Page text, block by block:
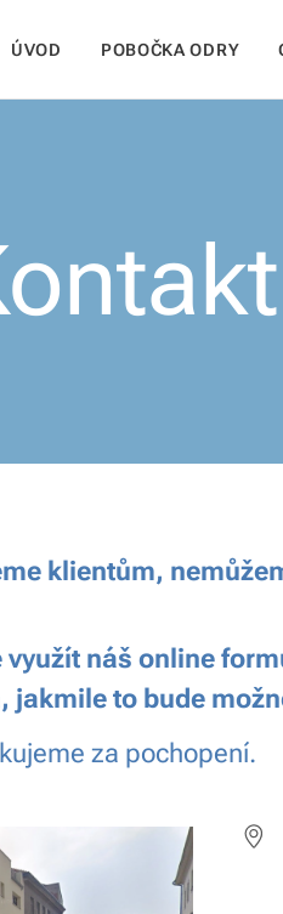
ÚVOD POBOČKA ODRY
klientům,
náš online
jakmile to bude
za pochopení.